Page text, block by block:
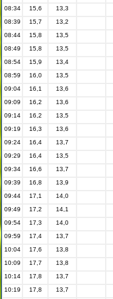
08:34 15,6 13,3
08:39
15,7 13,2
08:44
15,8 13,5
08:49
15,8 13,5
08:54
15,9 13,4
08:59
16,0 13,5
09:04
16,1 13,6
09:09
16,2 13,6
09:14
16,2 13,5
09:19
16,3 13,6
09:24
16,4 13,7
09:29
16,4 13,5
09:34
16,6 13,7
09:39
16,8 13,9
09:44
17,1 14,0
09:49
17,2 14,1
09:54
17,3 14,0
09:59
17,4 13,7
10:04
17,6 13,8
10:09
17,7 13,8
10:14
17,8 13,7
10:19
17,8 13,7